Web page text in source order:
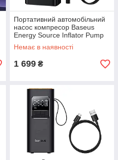
Портативний автомобільний
насос компресор Baseus
Energy Source Inflator Pump
Немає в наявності
1 699 ₴